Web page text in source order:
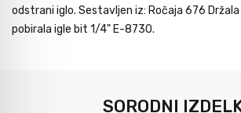
odstrani iglo. Sestavljen iz: Ročaja 676
pobirala igle bit 1/4" E-8730.
SORODNI